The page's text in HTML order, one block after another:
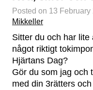
Posted on 13 February
Mikkeller
Sitter du och har
något riktigt
Hjärtans Dag?
Gör du som jag och
med din 3rätters